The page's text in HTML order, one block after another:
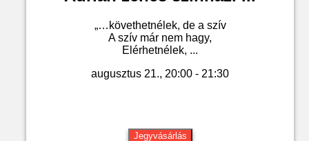
„…követhetnélek, de a szív
A szív már nem hagy,
Elérhetnélek, ...
augusztus 21., 20:00 - 21:30
Jegyvásárlás